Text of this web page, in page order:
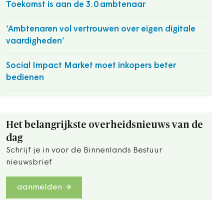
Toekomst is aan de 3.0 ambtenaar
‘Ambtenaren vol vertrouwen over eigen digitale
vaardigheden’
Social Impact Market moet inkopers beter
bedienen
Het belangrijkste overheidsnieuws van de
dag
Schrijf je in voor de Binnenlands Bestuur
nieuwsbrief
aanmelden